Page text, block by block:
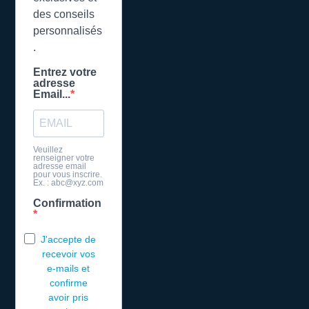
des conseils
personnalisés
.
Entrez votre
adresse
Email...
Veuillez
renseigner votre
adresse email
pour vous inscrire.
Ex. : abc@xyz.com
Confirmation
J'accepte de
recevoir vos
e-mails et
confirme
avoir pris